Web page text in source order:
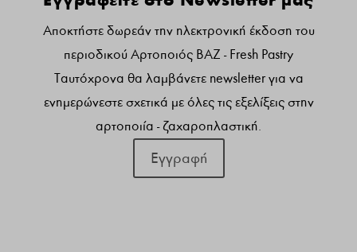
Αποκτήστε δωρεάν την ηλεκτρονική έκδοση του
περιοδικού Αρτοποιός ΒΑΖ - Fresh Pastry
Ταυτόχρονα θα λαμβάνετε newsletter για να
ενημερώνεστε σχετικά με όλες τις εξελίξεις στην
αρτοποιία - ζαχαροπλαστική.
Εγγραφή